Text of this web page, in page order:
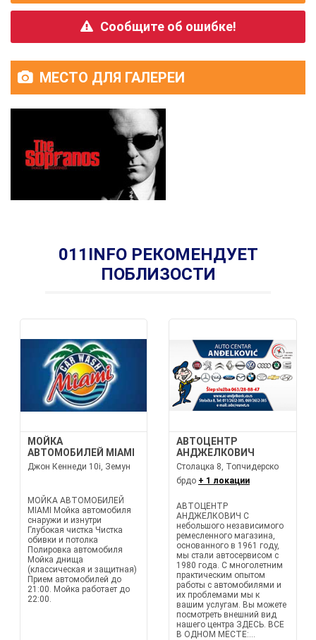
Сообщите об ошибке!
МЕСТО ДЛЯ ГАЛЕРЕИ
011INFO РЕКОМЕНДУЕТ
ПОБЛИЗОСТИ
МОЙКА
АВТОМОБИЛЕЙ MIAMI
Джон Кеннеди 10i, Земун
МОЙКА АВТОМОБИЛЕЙ
MIAMI Мойка автомобиля
снаружи и изнутри
Глубокая чистка Чистка
обивки и потолка
Полировка автомобиля
Мойка днища
(классическая и защитная)
Прием автомобилей до
21:00. Мойка работает до
22:00.
АВТОЦЕНТР
АНДЖЕЛКОВИЧ
Столацка 8, Топчидерско
брдо + 1 локации
АВТОЦЕНТР
АНДЖЕЛКОВИЧ С
небольшого независимого
ремесленного магазина,
основанного в 1961 году,
мы стали автосервисом с
1980 года. С многолетним
практическим опытом
работы с автомобилями и
их проблемами мы к
вашим услугам. Вы можете
посмотреть внешний вид
нашего центра ЗДЕСЬ. ВСЕ
В ОДНОМ МЕСТЕ:...